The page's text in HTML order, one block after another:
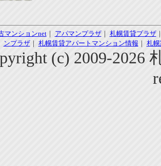
マンションnet｜ アパマンプラザ｜ 札幌賃貸プラザ
ンプラザ｜ 札幌賃貸アパートマンション情報 ｜ 札
(c) 2009-2026